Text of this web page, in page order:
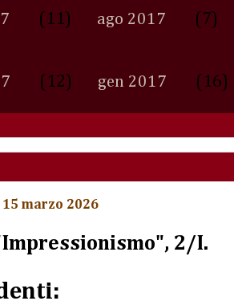
(11) ago 2017 (7)
(12) gen 2017 (16)
marzo 2026
2/I.